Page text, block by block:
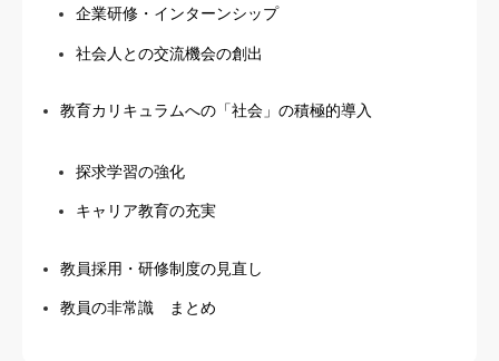
企業研修・インターンシップ
社会人との交流機会の創出
教育カリキュラムへの「社会」の積極的導入
探求学習の強化
キャリア教育の充実
教員採用・研修制度の見直し
教員の非常識 まとめ